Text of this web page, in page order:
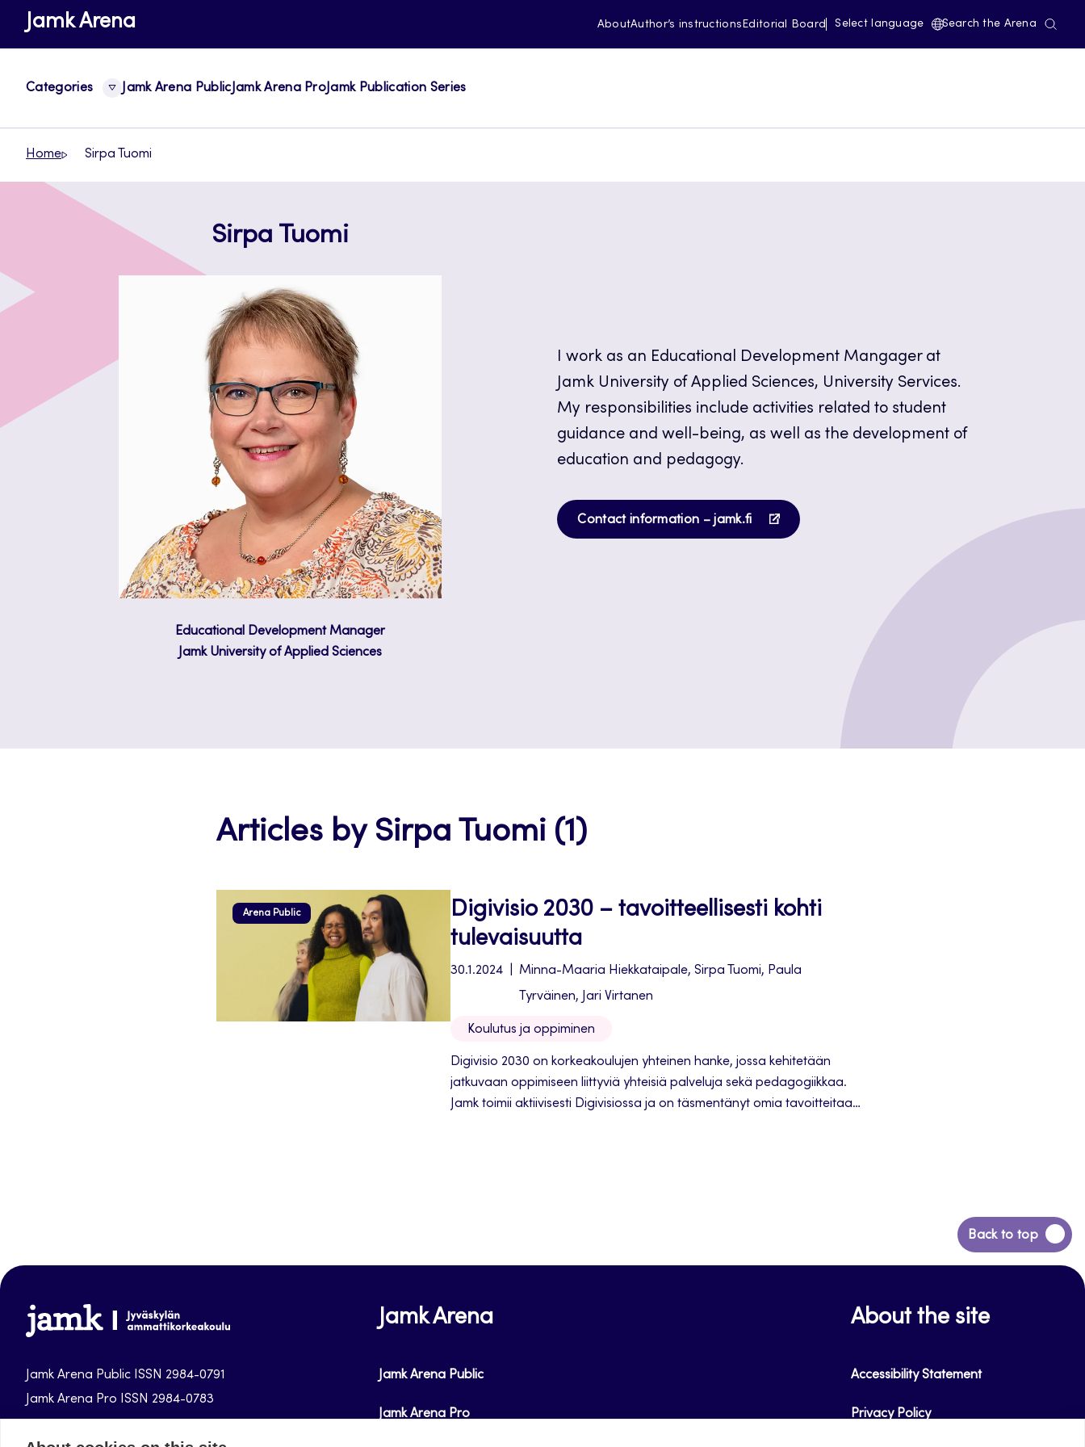
SkipJamk Arena AboutAuthor’s instructionsEditorial Board Select language Search the Arena
Categories Jamk Arena PublicJamk Arena Pro Jamk Publication Series
Home Sirpa Tuomi
Sirpa Tuomi
Educational Development Manager
Jamk University of Applied Sciences
I work as an Educational Development Mangager at
Jamk University of Applied Sciences, University Services.
My responsibilities include activities related to student
guidance and well-being, as well as the development of
education and pedagogy.
Contact information – jamk.fi
Opens
in
Articles by Sirpa Tuomi (1)
Arena Public
Digivisio 2030 – tavoitteellisesti kohti
tulevaisuutta
30.1.2024
Minna-Maaria Hiekkataipale, Sirpa Tuomi, Paula
Tyrväinen, Jari Virtanen
Koulutus ja oppiminen
Digivisio 2030 on korkeakoulujen yhteinen hanke, jossa kehitetään
jatkuvaan oppimiseen liittyviä yhteisiä palveluja sekä pedagogiikkaa.
Jamk toimii aktiivisesti Digivisiossa ja on täsmentänyt omia tavoitteitaan
Back to top
Back
to
Jamk-
arena
Jamk Arena Public ISSN 2984-0791
Jamk Arena Pro ISSN 2984-0783
Jamk University of Applied Sciences publications.
Jamk Arena
Jamk Arena Public
Jamk Arena Pro
About the site
Accessibility Statement
Privacy Policy